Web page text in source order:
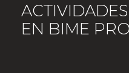
EN BIME PRO